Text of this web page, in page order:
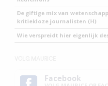
De giftige mix van
kritiekloze journalisten (H)
Wie verspreidt hier eigenlijk
Facebook